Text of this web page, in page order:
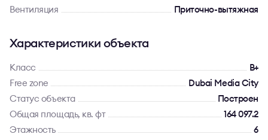
Вентиляция
Приточно-вытяжная
Характеристики объекта
Класс
B+
Free zone
Dubai Media City
Статус объекта
Построен
Общая площадь, кв. фт
164 097.2
Этажность
6